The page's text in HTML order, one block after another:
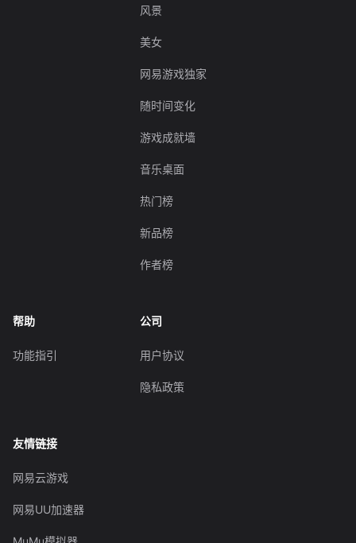
风景
美女
网易游戏独家
随时间变化
游戏成就墙
音乐桌面
热门榜
新品榜
作者榜
帮助
功能指引
公司
用户协议
隐私政策
友情链接
网易云游戏
网易UU加速器